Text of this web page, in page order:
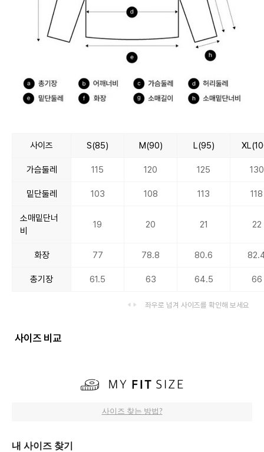
사이즈 S(85) M(90) L(95)
가슴둘레 115 120 125 130
밑단둘레 103 108 113 118
소매밑단너
비
19 20 21 22
화장 77 78.8 80.6
총기장 61.5 63 64.5 66
좌우로 넘겨 사이즈를 확인해 보세요
사이즈 비교